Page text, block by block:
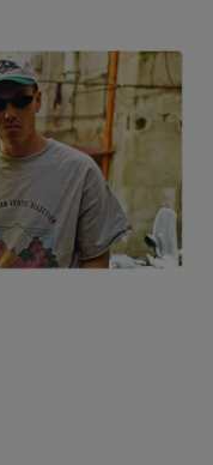
de Hugel à Meduza